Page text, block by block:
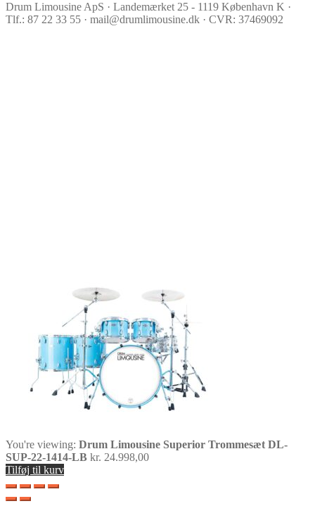
Drum Limousine ApS · Landemærket 25 - 1119 København K ·
Tlf.: 87 22 33 55 · mail@drumlimousine.dk · CVR: 37469092
You're viewing: Drum Limousine Superior Trommesæt DL-
SUP-22-1414-LB kr. 24.998,00
Tilføj til kurv